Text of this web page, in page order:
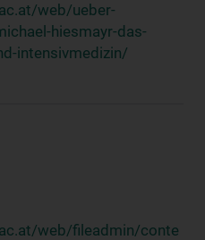
web/ueber-
hiesmayr-das-
intensivmedizin/
web/fileadmin/conte